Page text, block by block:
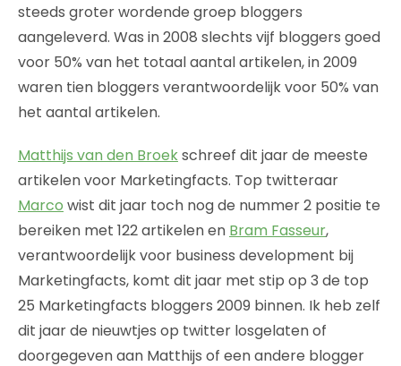
steeds groter wordende groep bloggers
aangeleverd. Was in 2008 slechts vijf bloggers goed
voor 50% van het totaal aantal artikelen, in 2009
waren tien bloggers verantwoordelijk voor 50% van
het aantal artikelen.
Matthijs van den Broekschreef dit jaar de meeste
artikelen voor Marketingfacts. Top twitteraar
Marco wist dit jaar toch nog de nummer 2 positie te
bereiken met 122 artikelen en Bram Fasseur,
verantwoordelijk voor business development bij
Marketingfacts, komt dit jaar met stip op 3 de top
25 Marketingfacts bloggers 2009 binnen. Ik heb zelf
dit jaar de nieuwtjes op twitter losgelaten of
doorgegeven aan Matthijs of een andere blogger